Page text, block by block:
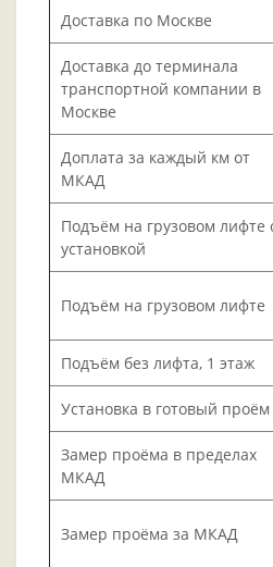
Доставка по Москве
Доставка до терминала
транспортной компании в
Москве
Доплата за каждый км от
МКАД
Подъём на грузовом лифте
установкой
Подъём на грузовом лифте
Подъём без лифта, 1 этаж
Установка в готовый проём
Замер проёма в пределах
МКАД
Замер проёма за МКАД